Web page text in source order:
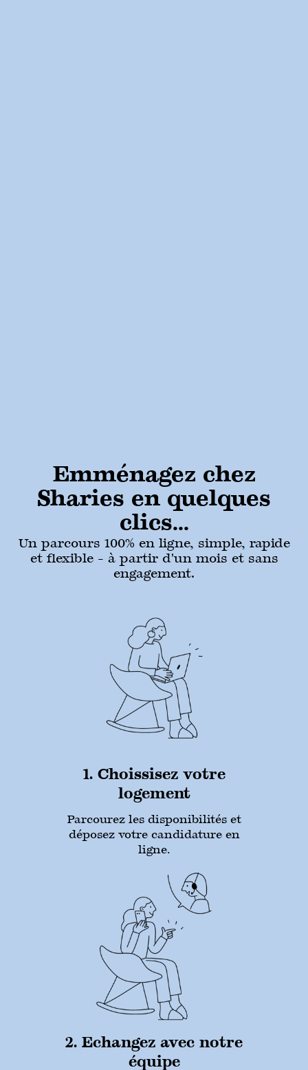
Emménagez chez
Sharies en quelques
clics...
Un parcours 100% en ligne, simple, rapide
et flexible - à partir d'un mois et sans
engagement.
1. Choissisez votre
logement
Parcourez les disponibilités et
déposez votre candidature en
ligne.
2. Echangez avec notre
équipe